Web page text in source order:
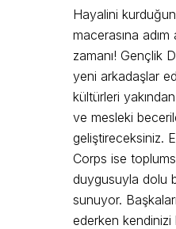
Hayalini
macerasına adım
zamanı! Gençlik
yeni arkadaşlar
kültürleri
ve mesleki
geliştireceksiniz.
Corps ise
duygusuyla dolu
sunuyor.
ederken kendinizi